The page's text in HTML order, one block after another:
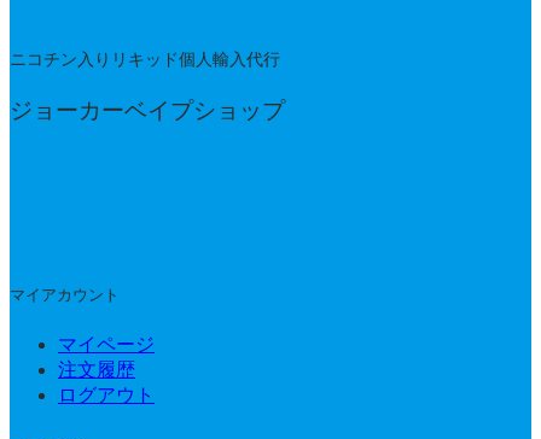
ニコチン入りリキッド個人輸入代行
ジョーカーベイプショップ
マイアカウント
マイページ
注文履歴
ログアウト